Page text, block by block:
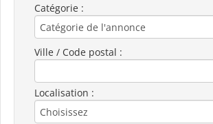
Catégorie :
Ville / Code postal :
Localisation :